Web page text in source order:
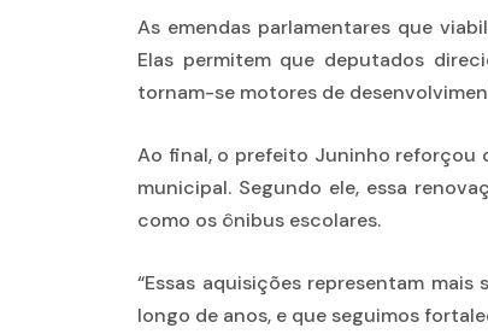
As emendas parlamentares que
Elas permitem que deputados
tornam-se motores de
Ao final, o prefeito Juninho reforçou
municipal. Segundo ele, essa
como os ônibus escolares.
“Essas aquisições representam
longo de anos, e que seguimos